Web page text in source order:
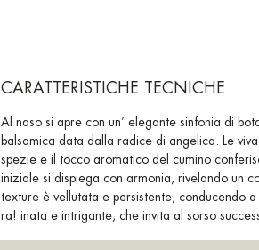
CARATTERISTICHE TECNICHE
Al naso si apre con un’ elegante sinfonia di
balsamica data dalla radice di angelica. Le
spezie e il tocco aromatico del cumino
iniziale si dispiega con armonia, rivelando un
texture è vellutata e persistente, conducendo
ra! inata e intrigante, che invita al sorso